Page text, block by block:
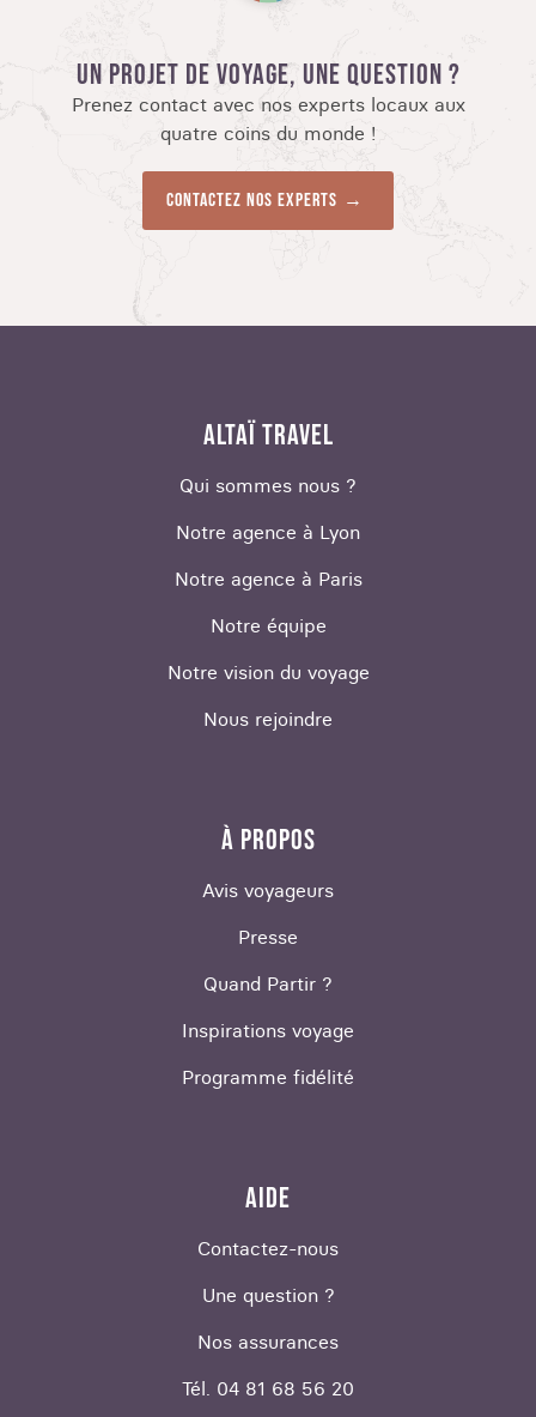
UN PROJET DE VOYAGE, UNE QUESTION ?
Prenez contact avec nos experts locaux aux
quatre coins du monde !
Contactez nos experts
ALTAÏ TRAVEL
Qui sommes nous ?
Notre agence à Lyon
Notre agence à Paris
Notre équipe
Notre vision du voyage
Nous rejoindre
À PROPOS
Avis voyageurs
Presse
Quand Partir ?
Inspirations voyage
Programme fidélité
AIDE
Contactez-nous
Une question ?
Nos assurances
Tél. 04 81 68 56 20